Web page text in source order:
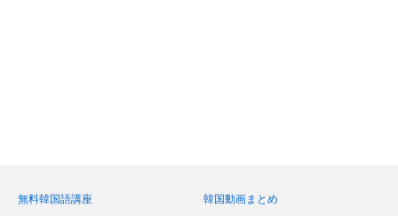
無料韓国語講座
韓国動画まとめ